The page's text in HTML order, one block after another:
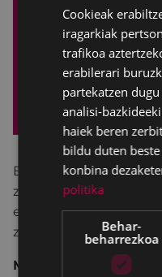
Berriro ere gonbidatu
zaitezen
eta hausnarketa gune
zuen gustukoa izatea
Matrikulak
Cookieak
iragarkiak
trafikoa
erabilerari
partekatzen
analisi-
haiek beren
bildu duten
konbina
politika
Behar-
beharrezkoa